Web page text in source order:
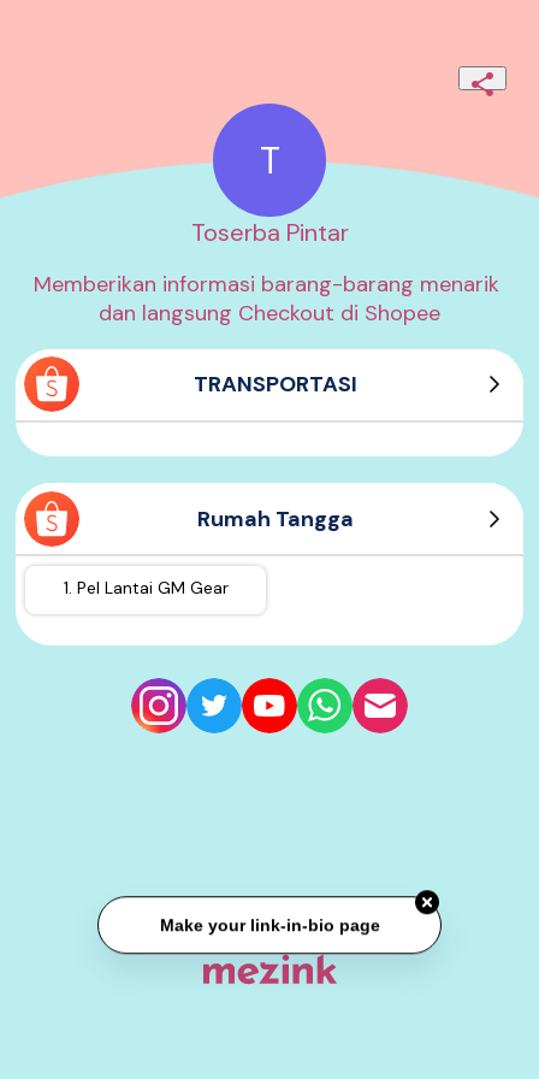
T
Toserba Pintar
Memberikan informasi barang-barang menarik
dan langsung Checkout di Shopee
TRANSPORTASI
Rumah Tangga
1. Pel Lantai GM Gear
Make your link-in-bio page